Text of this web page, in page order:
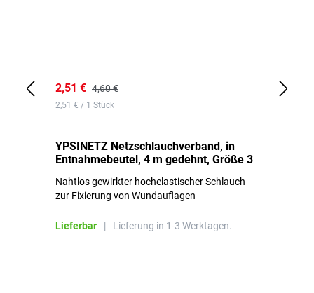
2,51 € 4,60 €
2,51 € / 1 Stück
YPSINETZ Netzschlauchverband, in
Entnahmebeutel, 4 m gedehnt, Größe 3
Nahtlos gewirkter hochelastischer Schlauch
zur Fixierung von Wundauflagen
Lieferbar | Lieferung in 1-3 Werktagen.